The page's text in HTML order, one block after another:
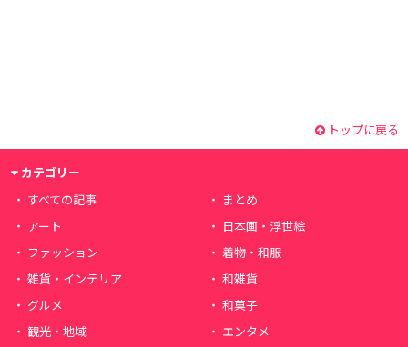
トップに戻る
カテゴリー
すべての記事
まとめ
アート
日本画・浮世絵
ファッション
着物・和服
雑貨・インテリア
和雑貨
グルメ
和菓子
観光・地域
エンタメ